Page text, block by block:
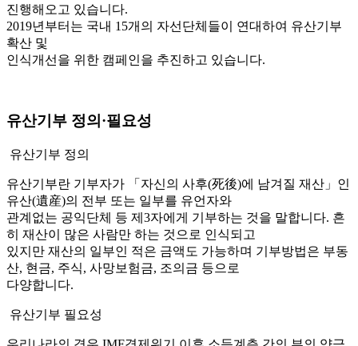
진행해오고 있습니다.
2019년부터는 국내 15개의 자선단체들이 연대하여 유산기부
확산 및
인식개선을 위한 캠페인을 추진하고 있습니다.
유산기부 정의·필요성
유산기부 정의
유산기부란 기부자가 「자신의 사후(死後)에 남겨질 재산」인
유산(遺産)의 전부 또는 일부를 유언자와
관계없는 공익단체 등 제3자에게 기부하는 것을 말합니다. 흔
히 재산이 많은 사람만 하는 것으로 인식되고
있지만 재산의 일부인 적은 금액도 가능하며 기부방법은 부동
산, 현금, 주식, 사망보험금, 조의금 등으로
다양합니다.
유산기부 필요성